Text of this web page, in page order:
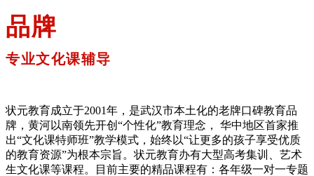
品牌
专业文化课辅导
状元教育成立于2001年，是武汉市本土化的老牌口碑教育品
牌，黄河以南领先开创“个性化”教育理念， 华中地区首家推
出“文化课特师班”教学模式，始终以“让更多的孩子享受优质
的教育资源”为根本宗旨。状元教育办有大型高考集训、艺术
生文化课等课程。目前主要的精品课程有：各年级一对一专题